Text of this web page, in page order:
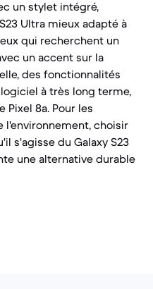
un stylet intégré,
Ultra mieux adapté à
qui recherchent un
un accent sur la
des fonctionnalités
à très long terme,
8a. Pour les
l'environnement, choisir
s'agisse du Galaxy S23
une alternative durable